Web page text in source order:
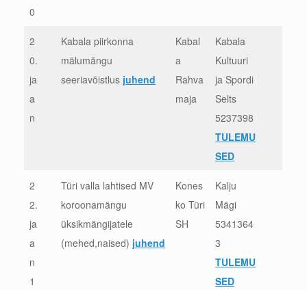
0
2
0.
ja
a
n
Kabala piirkonna
mälumängu
seeriavõistlus juhend
Kabal
a
Rahva
maja
Kabala
Kultuuri
ja Spordi
Selts
5237398
TULEMU
SED
2
2.
ja
a
n
1
Türi valla lahtised MV
koroonamängu
üksikmängijatele
(mehed,naised) juhend
Kones
ko Türi
SH
Kalju
Mägi
5341364
3
TULEMU
SED